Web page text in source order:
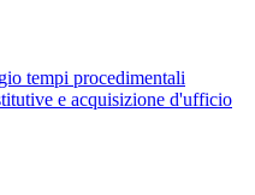
tempi procedimentali
e acquisizione d'ufficio